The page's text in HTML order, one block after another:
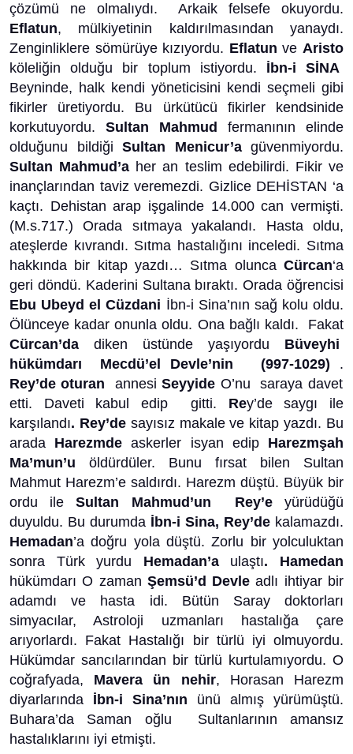
çözümü ne olmalıydı. Arkaik felsefe okuyordu.
Eflatun, mülkiyetinin kaldırılmasından yanaydı.
Zenginliklere sömürüye kızıyordu. EflatunveAristo
köleliğin olduğu bir toplum istiyordu. İbn-i SİNA
Beyninde, halk kendi yöneticisini kendi seçmeli gibi
fikirler üretiyordu. Bu ürkütücü fikirler kendsinide
korkutuyordu.Sultan Mahmud
fermanının elinde
olduğunu bildiğiSultan Menicur’agüvenmiyordu.
Sultan Mahmud’a her an teslim edebilirdi. Fikir ve
inançlarından taviz veremezdi. Gizlice DEHİSTAN ‘a
kaçtı. Dehistan arap işgalinde 14.000 can vermişti.
(M.s.717.) Orada sıtmaya yakalandı. Hasta oldu,
ateşlerde kıvrandı. Sıtma hastalığını inceledi. Sıtma
hakkında bir kitap yazdı… Sıtma oluncaCürcan‘a
geri döndü. Kaderini Sultana bıraktı. Orada öğrencisi
Ebu Ubeyd el Cüzdani İbn-i Sina’nın sağ kolu oldu.
Ölünceye kadar onunla oldu. Ona bağlı kaldı. Fakat
Cürcan’da diken üstünde yaşıyordu Büveyhi
hükümdarı
Mecdü’el Devle’nin (997-1029) .
Rey’de oturan
annesiSeyyide O’nu saraya davet
etti. Daveti kabul edip gitti. Rey’de saygı ile
karşılandı. Rey’desayısız makale ve kitap yazdı. Bu
arada Harezmde askerler isyan edip Harezmşah
Ma’mun’uöldürdüler. Bunu fırsat bilen Sultan
Mahmut Harezm’e saldırdı. Harezm düştü. Büyük bir
ordu ileSultan Mahmud’un Rey’eyürüdüğü
duyuldu. Bu durumda İbn-i Sina, Rey’de kalamazdı.
Hemadan’a doğru yola düştü. Zorlu bir yolculuktan
sonra Türk yurdu Hemadan’aulaştı. Hamedan
hükümdarı O zaman Şemsü’d Devle adlı ihtiyar bir
adamdı ve hasta idi. Bütün Saray doktorları
simyacılar, Astroloji uzmanları hastalığa çare
arıyorlardı. Fakat Hastalığı bir türlü iyi olmuyordu.
Hükümdar sancılarından bir türlü kurtulamıyordu. O
coğrafyada, Mavera ün nehir, Horasan Harezm
diyarlarında İbn-i Sina’nın ünü almış yürümüştü.
Buhara’da Saman oğlu Sultanlarının amansız
hastalıklarını iyi etmişti.